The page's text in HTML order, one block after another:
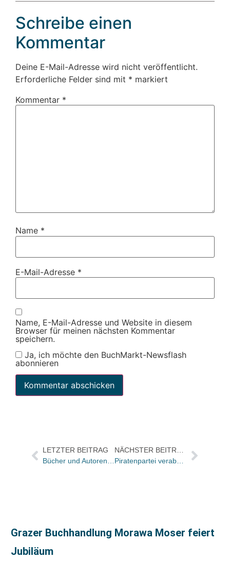
Schreibe einen
Kommentar
Deine E-Mail-Adresse wird nicht veröffentlicht.
Erforderliche Felder sind mit * markiert
Kommentar *
Name *
E-Mail-Adresse *
Name, E-Mail-Adresse und Website in diesem
Browser für meinen nächsten Kommentar
speichern.
Ja, ich möchte den BuchMarkt-Newsflash
abonnieren
LETZTER BEITRAG
Grazer Buchhandlung Morawa Moser feiert
Jubiläum